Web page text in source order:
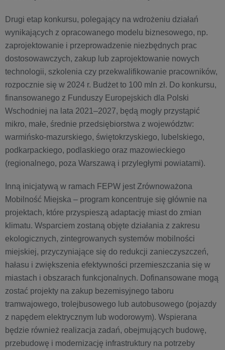
Drugi etap konkursu, polegający na wdrożeniu działań
wynikających z opracowanego modelu biznesowego, np.
zaprojektowanie i przeprowadzenie niezbędnych prac
dostosowawczych, zakup lub zaprojektowanie nowych
technologii, szkolenia czy przekwalifikowanie pracowników,
rozpocznie się w 2024 r. Budżet to 100 mln zł. Do konkursu,
finansowanego z Funduszy Europejskich dla Polski
Wschodniej na lata 2021–2027, będą mogły przystąpić
mikro, małe, średnie przedsiębiorstwa z województw:
warmińsko-mazurskiego, świętokrzyskiego, lubelskiego,
podkarpackiego, podlaskiego oraz mazowieckiego
(regionalnego, poza Warszawą i przyległymi powiatami).
Inną inicjatywą w ramach FEPW jest Zrównoważona
Mobilność Miejska – program koncentruje się głównie na
projektach, które przyspieszą adaptację miast do zmian
klimatu. Wsparciem zostaną objęte działania z zakresu
ekologicznych, zintegrowanych systemów mobilności
miejskiej, przyczyniające się do redukcji zanieczyszczeń,
hałasu i zwiększenia efektywności przemieszczania się w
miastach i obszarach funkcjonalnych. Dofinansowane mogą
zostać projekty na zakup bezemisyjnego taboru
tramwajowego, trolejbusowego lub autobusowego (pojazdy
z napędem elektrycznym lub wodorowym). Wspierana
będzie również realizacja zadań, obejmujących budowę,
przebudowę i modernizację infrastruktury na potrzeby